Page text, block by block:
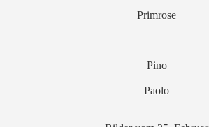
Primrose
Pino
Paolo